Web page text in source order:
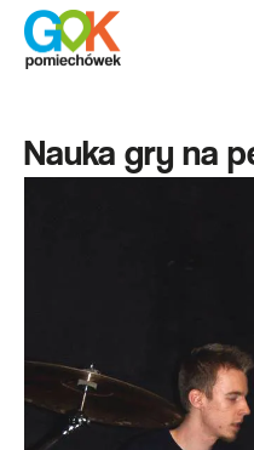
Przejdź
treści
Nauka gry na